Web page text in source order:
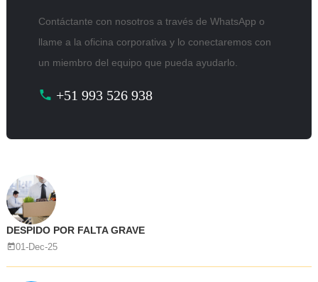
Contáctante con nosotros a través de WhatsApp o
llame a la oficina corporativa y lo conectaremos con
un miembro del equipo que pueda ayudarlo.
+51 993 526 938
DESPIDO POR FALTA GRAVE
01-Dec-25